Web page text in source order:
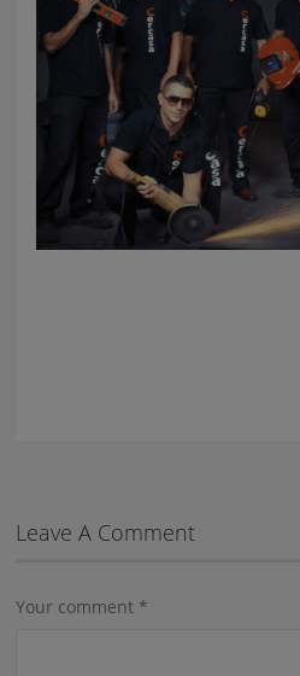
Leave A Comment
Your comment *